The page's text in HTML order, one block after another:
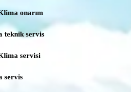
onarım
teknik servis
servisi
servis